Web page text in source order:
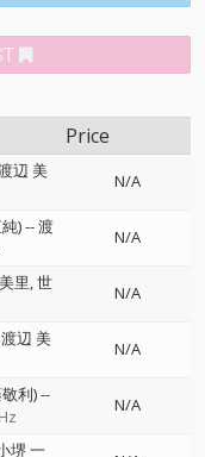
Price
辺 美
N/A
)--渡
N/A
里 世
N/A
渡辺 美
N/A
利)--
N/A
堺 一